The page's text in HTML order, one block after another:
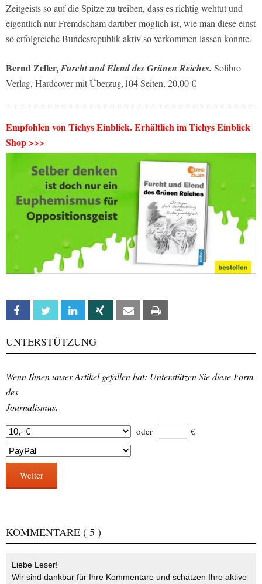
Zeitgeists so auf die Spitze zu treiben, dass es richtig wehtut und
eigentlich nur Fremdscham darüber möglich ist, wie man diese einst
so erfolgreiche Bundesrepublik aktiv so verkommen lassen konnte.
Bernd Zeller,Furcht und Elend des Grünen Reiches. Solibro
Verlag, Hardcover mit Überzug,104 Seiten, 20,00 €
Empfohlen von Tichys Einblick. Erhältlich im Tichys Einblick
Shop >>>
Facebook Twitter Linkedin Xing Email
UNTERSTÜTZUNG
Wenn Ihnen unser Artikel gefallen hat: Unterstützen Sie diese Form
des
Journalismus.
oder €
Weiter
KOMMENTARE ( 5 )
Liebe Leser!
Wir sind dankbar für Ihre Kommentare und schätzen Ihre aktive